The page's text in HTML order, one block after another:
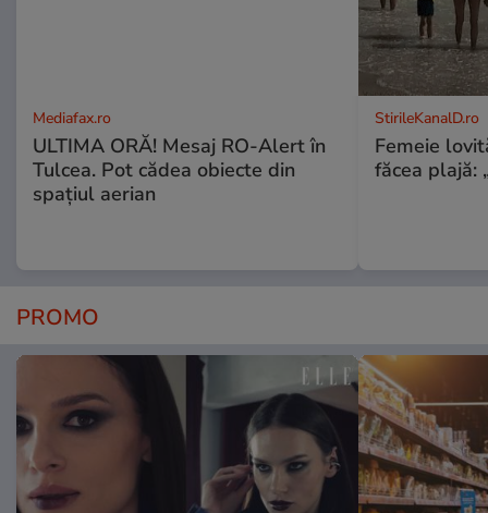
Mediafax.ro
ULTIMA ORĂ! Mesaj RO-Alert în
Tulcea. Pot cădea obiecte din
spațiul aerian
StirileKanalD.ro
Femeie
făcea plajă:
PROMO